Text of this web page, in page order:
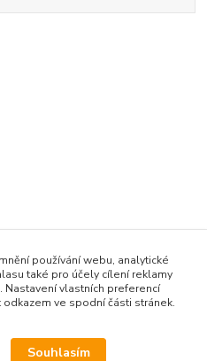
používání webu, analytické
také pro účely cílení reklamy
Nastavení vlastních preferencí
ve spodní části stránek.
Souhlasím